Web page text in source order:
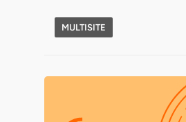
MULTISITE